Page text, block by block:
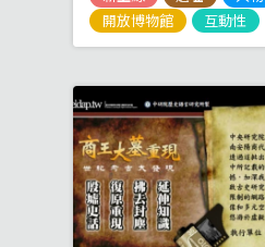
開放博物館
互動性